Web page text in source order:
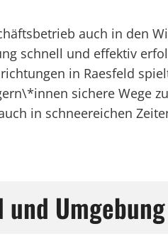
auch in den
schnell und effektiv
in Raesfeld
sichere Wege
in schneereichen
und Umgebung